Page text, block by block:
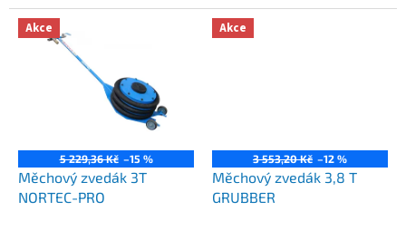
Akce
5 229,36 Kč –15 %
Měchový zvedák 3T
NORTEC-PRO
Akce
3 553,20 Kč –12 %
Měchový zvedák 3,8 T
GRUBBER